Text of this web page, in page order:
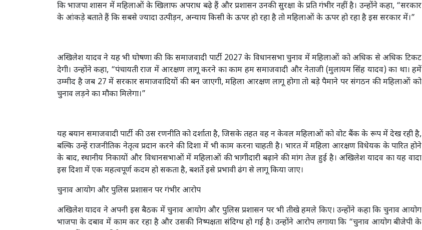
कि भाजपा शासन में महिलाओं के खिलाफ अपराध बढ़े हैं और प्रशासन उनकी सुरक्षा के प्रति गंभीर नहीं है। उन्होंने कहा, “सरकार
के आंकड़े बताते हैं कि सबसे ज्यादा उत्पीड़न, अन्याय किसी के ऊपर हो रहा है तो महिलाओं के ऊपर हो रहा है इस सरकार में।”
अखिलेश यादव ने यह भी घोषणा की कि समाजवादी पार्टी 2027 के विधानसभा चुनाव में महिलाओं को अधिक से अधिक टिकट
देगी। उन्होंने कहा, “पंचायती राज में आरक्षण लागू करने का काम हम समाजवादी और नेताजी (मुलायम सिंह यादव) का था। हमें
उम्मीद है जब 27 में सरकार समाजवादियों की बन जाएगी, महिला आरक्षण लागू होगा तो बड़े पैमाने पर संगठन की महिलाओं को
चुनाव लड़ने का मौका मिलेगा।”
यह बयान समाजवादी पार्टी की उस रणनीति को दर्शाता है, जिसके तहत वह न केवल महिलाओं को वोट बैंक के रूप में देख रही है,
बल्कि उन्हें राजनीतिक नेतृत्व प्रदान करने की दिशा में भी काम करना चाहती है। भारत में महिला आरक्षण विधेयक के पारित होने
के बाद, स्थानीय निकायों और विधानसभाओं में महिलाओं की भागीदारी बढ़ाने की मांग तेज हुई है। अखिलेश यादव का यह वादा
इस दिशा में एक महत्वपूर्ण कदम हो सकता है, बशर्ते इसे प्रभावी ढंग से लागू किया जाए।
चुनाव आयोग और पुलिस प्रशासन पर गंभीर आरोप
अखिलेश यादव ने अपनी इस बैठक में चुनाव आयोग और पुलिस प्रशासन पर भी तीखे हमले किए। उन्होंने कहा कि चुनाव आयोग
भाजपा के दबाव में काम कर रहा है और उसकी निष्पक्षता संदिग्ध हो गई है। उन्होंने आरोप लगाया कि “चुनाव आयोग बीजेपी के